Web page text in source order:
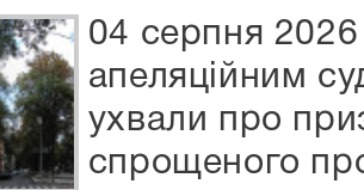
04 серпня
апеляційним
ухвали про
спрощеного